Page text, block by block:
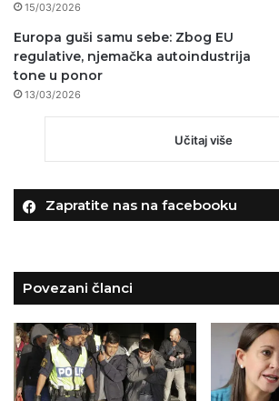
15/03/2026
Europa guši samu sebe: Zbog EU
regulative, njemačka autoindustrija
tone u ponor
13/03/2026
Učitaj više
Zapratite nas na facebooku
Povezani članci